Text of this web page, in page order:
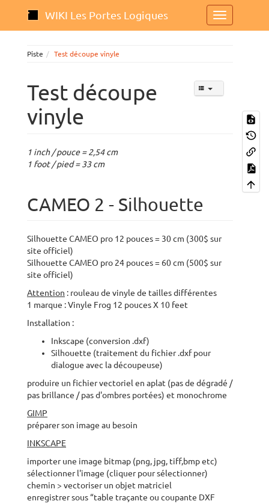
WIKI Les Portes Logiques
Piste Test découpe vinyle
Test découpe
vinyle
1 inch / pouce = 2,54 cm
1 foot / pied = 33 cm
CAMEO 2 - Silhouette
Silhouette CAMEO pro 12 pouces = 30 cm (300$ sur
site officiel)
Silhouette CAMEO pro 24 pouces = 60 cm (500$ sur
site officiel)
Attention : rouleau de vinyle de tailles différentes
1 marque : Vinyle Frog 12 pouces X 10 feet
Installation :
Inkscape (conversion .dxf)
Silhouette (traitement du fichier .dxf pour
dialogue avec la découpeuse)
produire un fichier vectoriel en aplat (pas de dégradé /
pas brillance / pas d'ombres portées) et monochrome
GIMP
préparer son image au besoin
INKSCAPE
importer une image bitmap (png, jpg, tiff,bmp etc)
sélectionner l'image (cliquer pour sélectionner)
chemin > vectoriser un objet matriciel
enregistrer sous “table traçante ou coupante DXF